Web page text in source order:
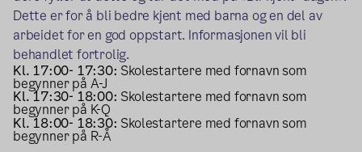
Dette er for å bli bedre kjent med barna og en del av
arbeidet for en god oppstart. Informasjonen vil bli
behandlet fortrolig.
Kl. 17:00- 17:30: Skolestartere med fornavn som
begynner på A-J
Kl. 17:30- 18:00: Skolestartere med fornavn som
begynner på K-Q
Kl. 18:00- 18:30: Skolestartere med fornavn som
begynner på R-Å